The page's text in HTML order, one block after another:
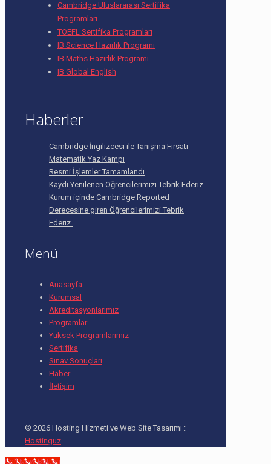
Cambridge Uluslararası Sertifika
Programları
TOEFL Sertifika Programları
IB Science Hazırlık Programı
IB Maths Hazırlık Programı
IB Global English
Haberler
Cambridge İngilizcesi ile Tanışma Fırsatı
Matematik Yaz Kampı
Resmi İşlemler Tamamlandı
Kaydı Yenilenen Öğrencilerimizi Tebrik Ederiz
Kurum içinde Cambridge Reported
Derecesine giren Öğrencilerimizi Tebrik
Ederiz.
Menü
Anasayfa
Kurumsal
Akreditasyonlarımız
Programlar
Yüksek Programlarımız
Sertifika
Sınav Sonuçları
Haber
İletişim
© 2026 Hosting Hizmeti ve Web Site Tasarımı :
Hostinguz
Call Now Button